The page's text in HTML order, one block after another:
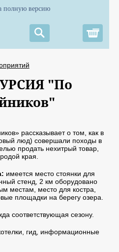
полную версию
"По
рассказывает о том, как в
люд) совершали походы в
продать нехитрый товар,
края.
имеется место стоянки для
стенд, 2 км оборудовано
местам, место для костра,
площадки на берегу озера.
соответствующая сезону.
гид, информационные